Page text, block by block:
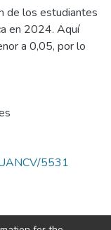
de los estudiantes
en 2024. Aquí
a 0,05, por lo
5531